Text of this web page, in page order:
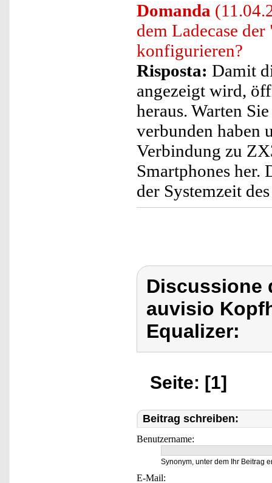
Domanda
dem Ladecase
konfigurieren?
Risposta: Damit
angezeigt wird,
heraus. Warten
verbunden haben
Verbindung zu
Smartphones
der Systemzeit
Discussione
auvisio
Equalizer:
Seite: [1]
Beitrag schreiben:
Benutzername:
Synonym, unter dem Ihr Beitrag
E-Mail: